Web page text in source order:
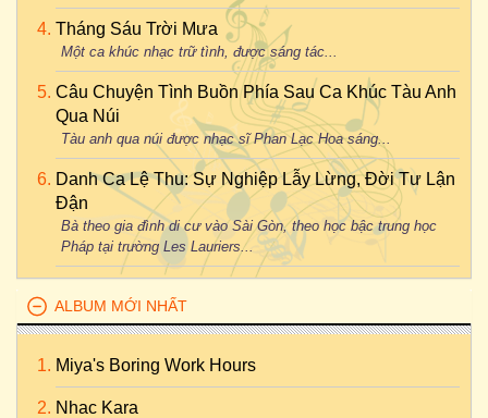
Tháng Sáu Trời Mưa
Một ca khúc nhạc trữ tình, được sáng tác...
Câu Chuyện Tình Buồn Phía Sau Ca Khúc Tàu Anh
Qua Núi
Tàu anh qua núi được nhạc sĩ Phan Lạc Hoa sáng...
Danh Ca Lệ Thu: Sự Nghiệp Lẫy Lừng, Đời Tư Lận
Đận
Bà theo gia đình di cư vào Sài Gòn, theo học bậc trung học
Pháp tại trường Les Lauriers...
ALBUM MỚI NHẤT
Miya's Boring Work Hours
Nhac Kara